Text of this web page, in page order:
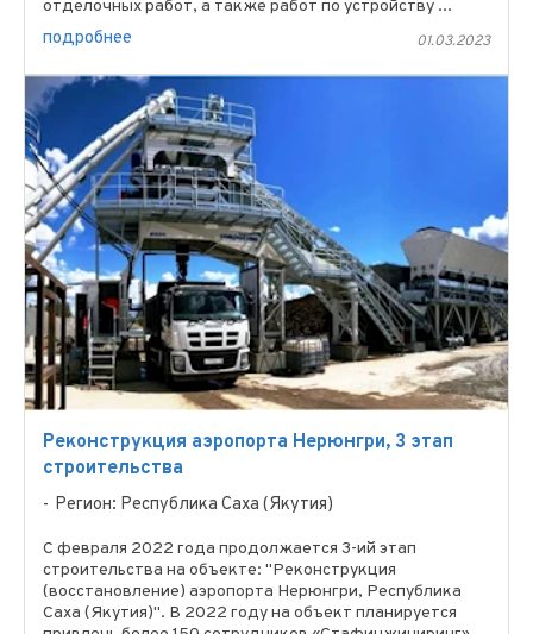
отделочных работ, а также работ по устройству ...
подробнее 01.03.2023
Реконструкция аэропорта Нерюнгри, 3 этап
строительства
Регион: Республика Саха (Якутия)
С февраля 2022 года продолжается 3-ий этап
строительства на объекте: "Реконструкция
(восстановление) аэропорта Нерюнгри, Республика
Саха (Якутия)". В 2022 году на объект планируется